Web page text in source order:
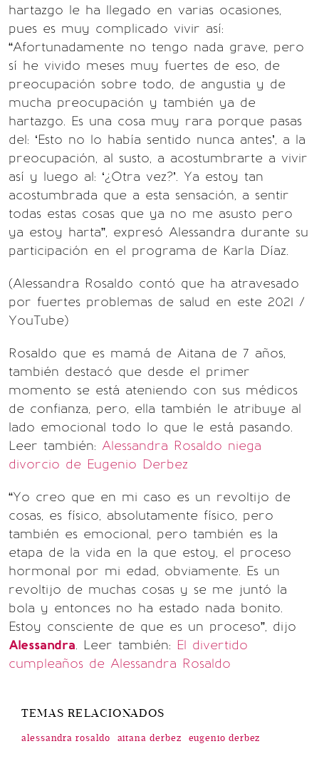
hartazgo le ha llegado en varias ocasiones,
pues es muy complicado vivir así:
“Afortunadamente no tengo nada grave, pero
sí he vivido meses muy fuertes de eso, de
preocupación sobre todo, de angustia y de
mucha preocupación y también ya de
hartazgo. Es una cosa muy rara porque pasas
del: ‘Esto no lo había sentido nunca antes’, a la
preocupación, al susto, a acostumbrarte a vivir
así y luego al: ‘¿Otra vez?’. Ya estoy tan
acostumbrada que a esta sensación, a sentir
todas estas cosas que ya no me asusto pero
ya estoy harta”, expresó Alessandra durante su
participación en el programa de Karla Díaz.
(Alessandra Rosaldo contó que ha atravesado
por fuertes problemas de salud en este 2021 /
YouTube)
Rosaldo que es mamá de Aitana de 7 años,
también destacó que desde el primer
momento se está ateniendo con sus médicos
de confianza, pero, ella también le atribuye al
lado emocional todo lo que le está pasando.
Leer también: Alessandra Rosaldo niega
divorcio de Eugenio Derbez
“Yo creo que en mi caso es un revoltijo de
cosas, es físico, absolutamente físico, pero
también es emocional, pero también es la
etapa de la vida en la que estoy, el proceso
hormonal por mi edad, obviamente. Es un
revoltijo de muchas cosas y se me juntó la
bola y entonces no ha estado nada bonito.
Estoy consciente de que es un proceso”, dijo
Alessandra. Leer también: El divertido
cumpleaños de Alessandra Rosaldo
TEMAS RELACIONADOS
alessandra rosaldo aitana derbez eugenio derbez